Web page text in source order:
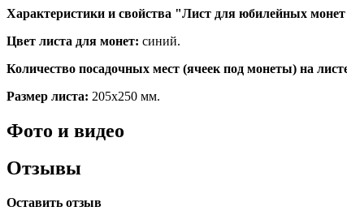
Характеристики и свойства "Лист для юбилейных
Цвет листа для монет: синий.
Количество посадочных мест (ячеек под монеты) на
Размер листа: 205х250 мм.
Фото и видео
Отзывы
Оставить отзыв